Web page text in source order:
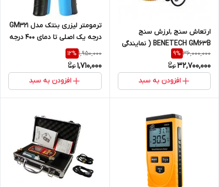
ارتعاش سنج ,لرزش سنج
BENETECH GM63B ( نمایندگی
اصلی جوش آزما تجهیز
09120741826)
36,000,000
9%
32,700,000
افزودن به سبد
ترمومتر لیزری بنتک مدل GM321
درجه یک اصلی تا دمای 400 درجه
1,950,000
12%
1,710,000
افزودن به سبد